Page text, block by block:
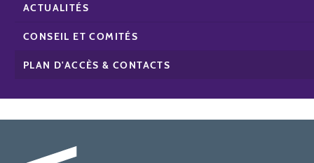
ACTUALITÉS
CONSEIL ET COMITÉS
PLAN D'ACCÈS & CONTACTS